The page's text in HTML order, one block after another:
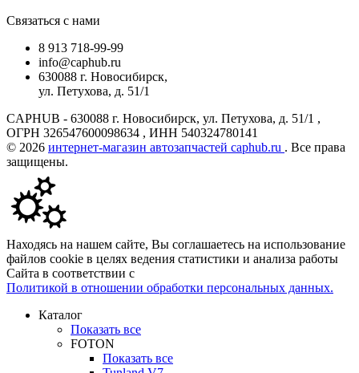
Связаться с нами
8 913 718-99-99
info@caphub.ru
630088 г. Новосибирск,
ул. Петухова, д. 51/1
CAPHUB - 630088 г. Новосибирск, ул. Петухова, д. 51/1 ,
ОГРН 326547600098634 , ИНН 540324780141
© 2026 интернет-магазин автозапчастей caphub.ru . Все права
защищены.
Находясь на нашем сайте, Вы соглашаетесь на использование
файлов cookie в целях ведения статистики и анализа работы
Сайта в соответствии с
Политикой в отношении обработки персональных данных.
Каталог
Показать все
FOTON
Показать все